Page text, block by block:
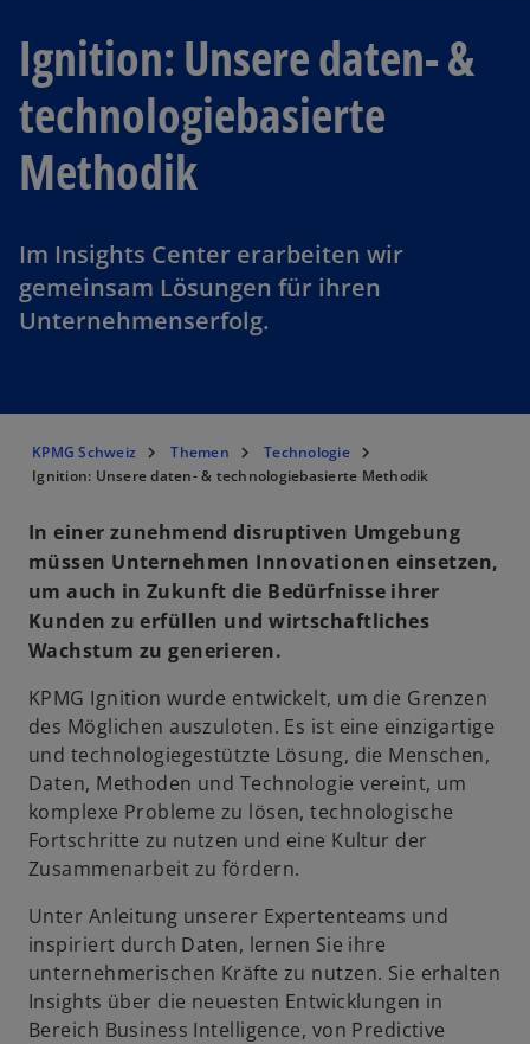
Ignition: Unsere daten- &
technologiebasierte
Methodik
Im Insights Center erarbeiten wir
gemeinsam Lösungen für ihren
Unternehmenserfolg.
KPMG Schweiz Themen
Technologie
Ignition: Unsere daten- & technologiebasierte Methodik
In einer zunehmend disruptiven Umgebung
müssen Unternehmen Innovationen einsetzen,
um auch in Zukunft die Bedürfnisse ihrer
Kunden zu erfüllen und wirtschaftliches
Wachstum zu generieren.
KPMG Ignition wurde entwickelt, um die Grenzen
des Möglichen auszuloten. Es ist eine einzigartige
und technologiegestützte Lösung, die Menschen,
Daten, Methoden und Technologie vereint, um
komplexe Probleme zu lösen, technologische
Fortschritte zu nutzen und eine Kultur der
Zusammenarbeit zu fördern.
Unter Anleitung unserer Expertenteams und
inspiriert durch Daten, lernen Sie ihre
unternehmerischen Kräfte zu nutzen. Sie erhalten
Insights über die neuesten Entwicklungen in
Bereich Business Intelligence, von Predictive